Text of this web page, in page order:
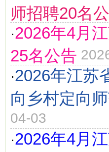
师招聘20名
·2026年4月
25名公告
·2026年江苏
向乡村定向
04-03
·2026年4月